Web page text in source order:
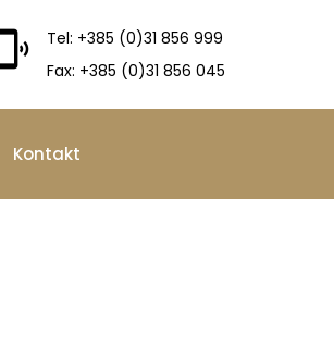
Tel: +385 (0)31 856 999
Fax: +385 (0)31 856 045
Kontakt